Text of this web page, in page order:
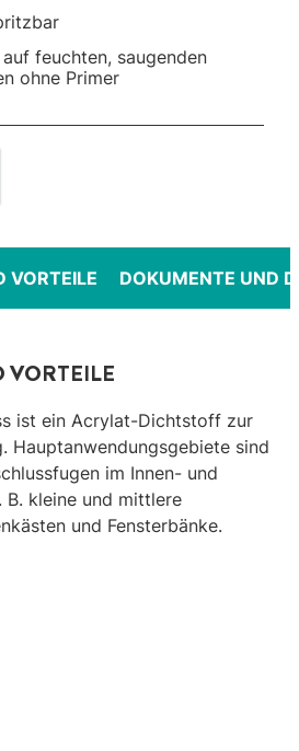
feuchten, saugenden
ohne Primer
VORTEILE DOKUMENTE UND
VORTEILE
ist ein Acrylat-Dichtstoff zur
Hauptanwendungsgebiete sind
im Innen- und
B. kleine und mittlere
und Fensterbänke.